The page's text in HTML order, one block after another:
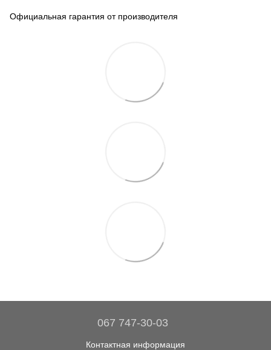
Официальная гарантия от производителя
067 747-30-03
Контактная информация